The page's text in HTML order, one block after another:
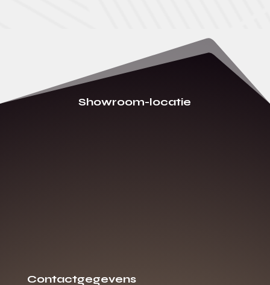
Showroom-locatie
Contactgegevens